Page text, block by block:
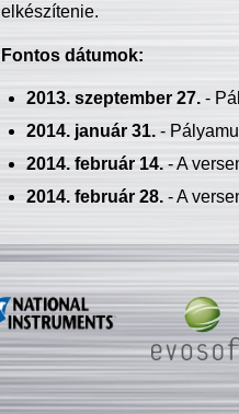
elkészítenie.
Fontos dátumok:
2013. szeptember 27.-
2014. január 31.-
2014. február 14.- A
2014. február 28.- A